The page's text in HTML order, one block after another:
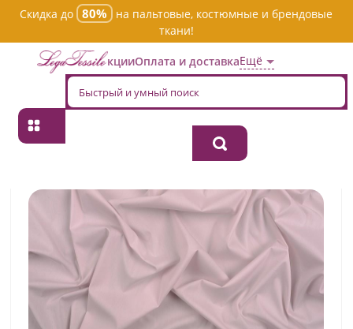
Скидка до 80%
на пальтовые, костюмные и брендовые
ткани!
АкцииОплата и доставкаЕщё
Главная
Ткань хлопок плательно-